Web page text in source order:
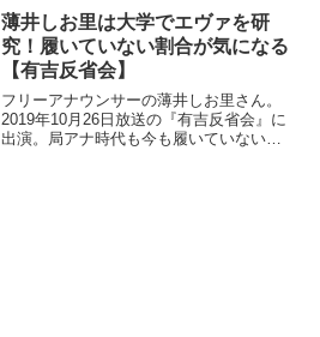
薄井しお里は大学でエヴァを研
究！履いていない割合が気になる
【有吉反省会】
フリーアナウンサーの薄井しお里さん。
2019年10月26日放送の『有吉反省会』に
出演。局アナ時代も今も履いていない。